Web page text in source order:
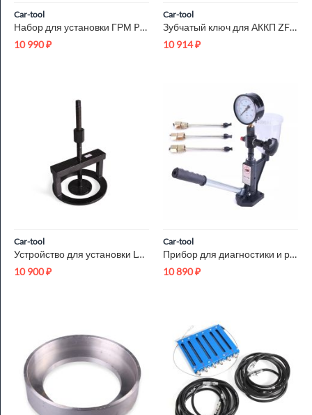
Car-tool
Набор для установки ГРМ Porsche Car-Tool CT-G1207
10 990₽
Car-tool
Зубчатый ключ для АККП ZF 4HP16 Car-Tool CT-R018
10 914₽
Car-tool
Устройство для установки LOW REVERSE JF506E Car-Tool CT-R052
10 900₽
Car-tool
Прибор для диагностики и регулировки дизельных форсунок Car-T...
10 890₽